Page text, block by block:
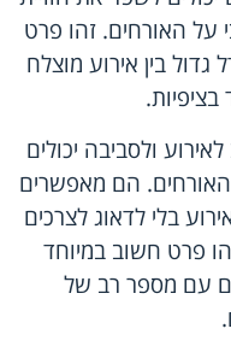
על האורחים. זהו פרט
בין אירוע מוצלח
בציפיות.
ולסביבה יכולים
האורחים. הם מאפשרים
בלי לדאוג לצרכים
פרט חשוב במיוחד
עם מספר רב של